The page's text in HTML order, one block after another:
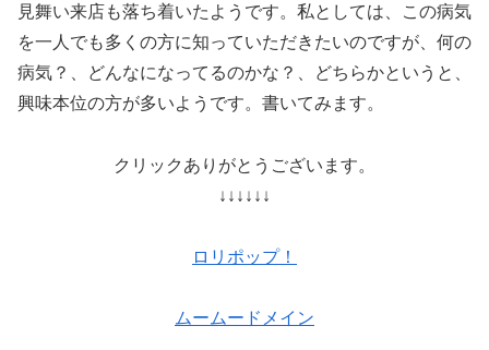
見舞い来店も落ち着いたようです。私としては、この病気
を一人でも多くの方に知っていただきたいのですが、何の
病気？、どんなになってるのかな？、どちらかというと、
興味本位の方が多いようです。書いてみます。
クリックありがとうございます。
↓↓↓↓↓↓
ロリポップ！
ムームードメイン